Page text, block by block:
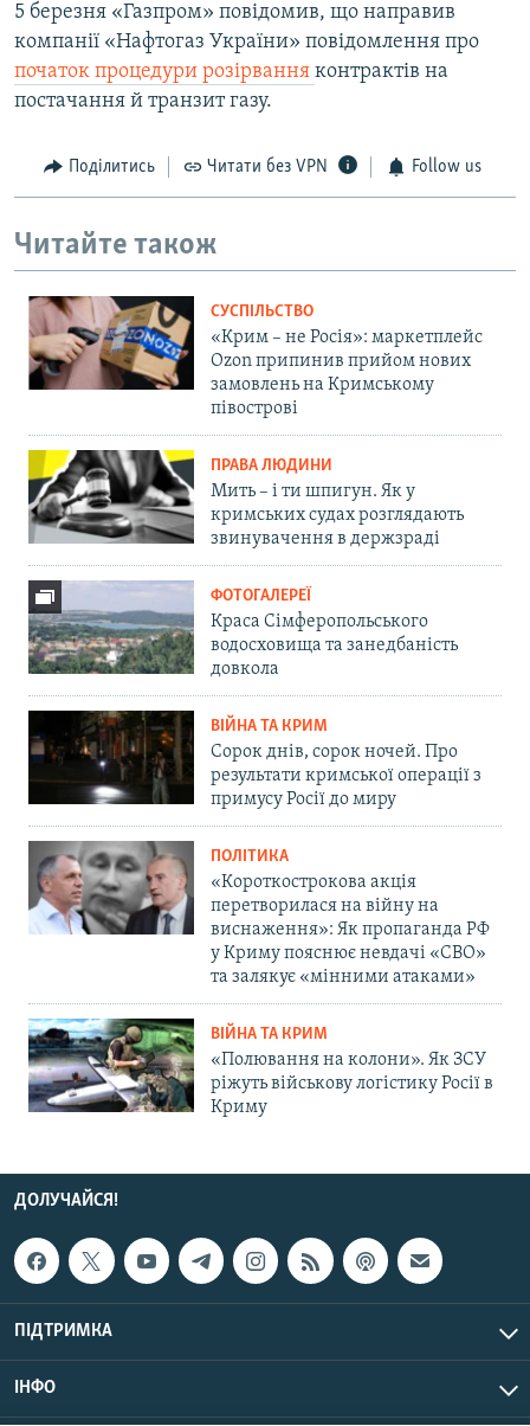
5 березня «Газпром» повідомив, що направив
компанії «Нафтогаз України» повідомлення про
початок процедури розірвання контрактів на
постачання й транзит газу.
Поділитись Читати без VPN Follow us
Читайте також
СУСПІЛЬСТВО
«Крим – не Росія»: маркетплейс
Ozon припинив прийом нових
замовлень на Кримському
півострові
ПРАВА ЛЮДИНИ
Мить – і ти шпигун. Як у
кримських судах розглядають
звинувачення в держзраді
ФОТОГАЛЕРЕЇ
Краса Сімферопольського
водосховища та занедбаність
довкола
ВІЙНА ТА КРИМ
Сорок днів, сорок ночей. Про
результати кримської операції з
примусу Росії до миру
ПОЛІТИКА
«Короткострокова акція
перетворилася на війну на
виснаження»: Як пропаганда РФ
у Криму пояснює невдачі «СВО»
та залякує «мінними атаками»
ВІЙНА ТА КРИМ
«Полювання на колони». Як ЗСУ
ріжуть військову логістику Росії в
Криму
ДОЛУЧАЙСЯ!
ПІДТРИМКА
ІНФО